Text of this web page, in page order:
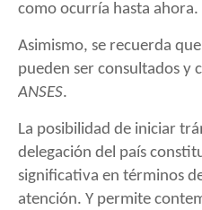
como ocurría hasta ahora.
Asimismo, se recuerda
pueden ser consultados y
ANSES.
La posibilidad de iniciar
delegación del país
significativa en términos
atención. Y permite